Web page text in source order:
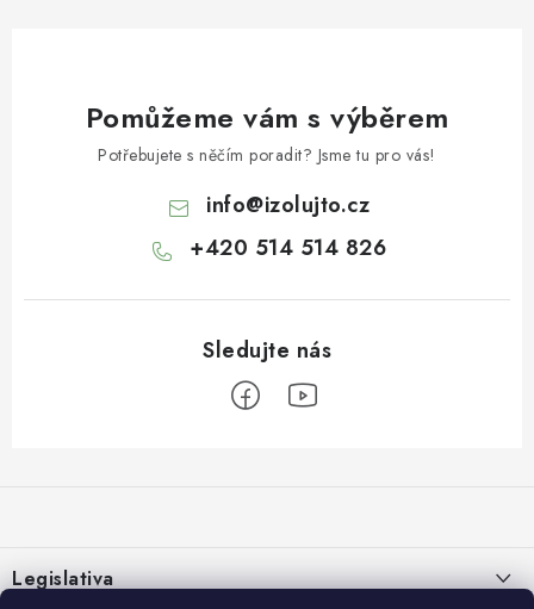
Pomůžeme vám s výběrem
Potřebujete s něčím poradit? Jsme tu pro vás!
info@izolujto.cz
+420 514 514 826
a
tLegislativa